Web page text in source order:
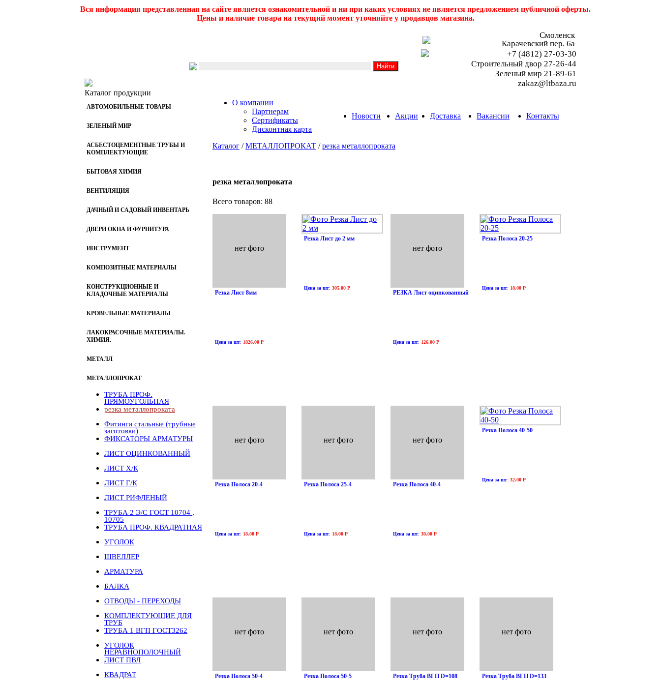
Вся информация представленная на сайте является ознакомительной и ни при каких условиях не является предложением публичной оферты.
Цены и наличие товара на текущий момент уточняйте у продавцов магазина.
Смоленск
Карачевский пер. 6a
+7 (4812) 27-03-30
Строительный двор 27-26-44
Зеленый мир 21-89-61
zakaz@ltbaza.ru
Каталог продукции
АВТОМОБИЛЬНЫЕ ТОВАРЫ
ЗЕЛЕНЫЙ МИР
АСБЕСТОЦЕМЕНТНЫЕ ТРУБЫ И
КОМПЛЕКТУЮЩИЕ
БЫТОВАЯ ХИМИЯ
ВЕНТИЛЯЦИЯ
ДАЧНЫЙ И САДОВЫЙ ИНВЕНТАРЬ
ДВЕРИ ОКНА И ФУРНИТУРА
ИНСТРУМЕНТ
КОМПОЗИТНЫЕ МАТЕРИАЛЫ
КОНСТРУКЦИОННЫЕ И
КЛАДОЧНЫЕ МАТЕРИАЛЫ
КРОВЕЛЬНЫЕ МАТЕРИАЛЫ
ЛАКОКРАСОЧНЫЕ МАТЕРИАЛЫ.
ХИМИЯ.
МЕТАЛЛ
МЕТАЛЛОПРОКАТ
ТРУБА ПРОФ.
ПРЯМОУГОЛЬНАЯ
резка металлопроката
Фитинги стальные (трубные
заготовки)
ФИКСАТОРЫ АРМАТУРЫ
ЛИСТ ОЦИНКОВАННЫЙ
ЛИСТ Х/К
ЛИСТ Г/К
ЛИСТ РИФЛЕНЫЙ
ТРУБА 2 Э/С ГОСТ 10704 ,
10705
ТРУБА ПРОФ. КВАДРАТНАЯ
УГОЛОК
ШВЕЛЛЕР
АРМАТУРА
БАЛКА
ОТВОДЫ - ПЕРЕХОДЫ
КОМПЛЕКТУЮЩИЕ ДЛЯ
ТРУБ
ТРУБА 1 ВГП ГОСТ3262
УГОЛОК
НЕРАВНОПОЛОЧНЫЙ
ЛИСТ ПВЛ
КВАДРАТ
О компании
Партнерам
Сертификаты
Дисконтная карта
Новости Акции Доставка Вакансии Контакты
Каталог /МЕТАЛЛОПРОКАТ /резка металлопроката
резка металлопроката
Всего товаров: 88
нет фото
Резка Лист 8мм
Цена за шт: 1826.00 Р
Резка Лист до 2 мм
Цена за шт: 305.00 Р
нет фото
РЕЗКА Лист оцинкованный
Цена за шт: 126.00 Р
Резка Полоса 20-25
Цена за шт: 18.00 Р
нет фото
Резка Полоса 20-4
Цена за шт: 18.00 Р
нет фото
Резка Полоса 25-4
Цена за шт: 18.00 Р
нет фото
Резка Полоса 40-4
Цена за шт: 30.00 Р
Резка Полоса 40-50
Цена за шт: 32.00 Р
нет фото
Резка Полоса 50-4
нет фото
Резка Полоса 50-5
нет фото
Резка Труба ВГП D=108
нет фото
Резка Труба ВГП D=133